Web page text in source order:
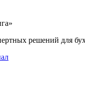
решений для